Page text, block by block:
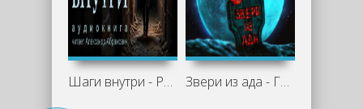
Шаги внутри - Роберт И. Говард Звери из ада - Говард Лавкрафт, Роберт